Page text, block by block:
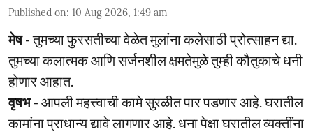
Published on: 10 Aug 2026, 1:49 am
मेष- तुमच्या फुरसतीच्या वेळेत मुलांना कलेसाठी प्रोत्साहन द्या.
तुमच्या कलात्मक आणि सर्जनशील क्षमतेमुळे तुम्ही कौतुकाचे धनी
होणार आहात.
वृषभ- आपली महत्त्वाची कामे सुरळीत पार पडणार आहे. घरातील
कामांना प्राधान्य द्यावे लागणार आहे. धना पेक्षा घरातील व्यक्तींना